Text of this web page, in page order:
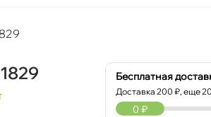
Бесплатная
Доставка200 ₽, еще
0 ₽